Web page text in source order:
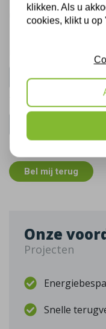
Gratis,
Telefoonnummer:
Bel mij terug
Onze
Projecten
Snelle
klikken. Als u
cookies, klikt u op